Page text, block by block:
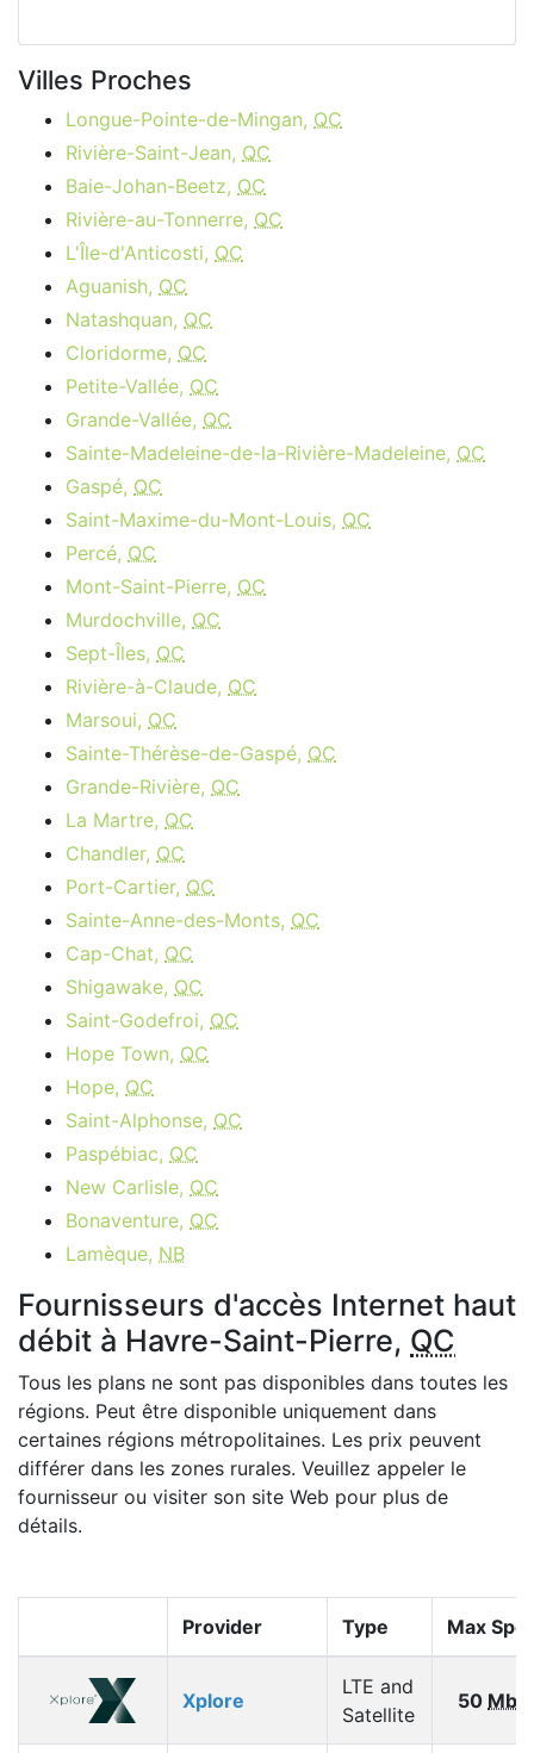
Villes Proches
Longue-Pointe-de-Mingan, QC
Rivière-Saint-Jean, QC
Baie-Johan-Beetz, QC
Rivière-au-Tonnerre, QC
L'Île-d'Anticosti, QC
Aguanish, QC
Natashquan, QC
Cloridorme, QC
Petite-Vallée, QC
Grande-Vallée, QC
Sainte-Madeleine-de-la-Rivière-Madeleine, QC
Gaspé, QC
Saint-Maxime-du-Mont-Louis, QC
Percé, QC
Mont-Saint-Pierre, QC
Murdochville, QC
Sept-Îles, QC
Rivière-à-Claude, QC
Marsoui, QC
Sainte-Thérèse-de-Gaspé, QC
Grande-Rivière, QC
La Martre, QC
Chandler, QC
Port-Cartier, QC
Sainte-Anne-des-Monts, QC
Cap-Chat, QC
Shigawake, QC
Saint-Godefroi, QC
Hope Town, QC
Hope, QC
Saint-Alphonse, QC
Paspébiac, QC
New Carlisle, QC
Bonaventure, QC
Lamèque, NB
Fournisseurs d'accès Internet haut
débit à Havre-Saint-Pierre, QC
Tous les plans ne sont pas disponibles dans toutes les
régions. Peut être disponible uniquement dans
certaines régions métropolitaines. Les prix peuvent
différer dans les zones rurales. Veuillez appeler le
fournisseur ou visiter son site Web pour plus de
détails.
Provider Type Max
Xplore
LTE and
Satellite
50